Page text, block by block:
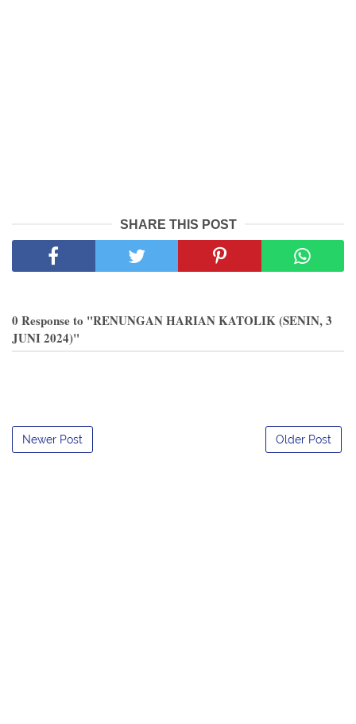
SHARE THIS POST
0 Response to "RENUNGAN HARIAN KATOLIK (SENIN, 3
JUNI 2024)"
Newer Post Older Post